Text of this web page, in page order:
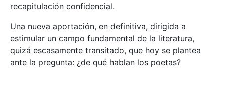
recapitulación confidencial.
Una nueva aportación, en definitiva, dirigida a
estimular un campo fundamental de la literatura,
quizá escasamente transitado, que hoy se plantea
ante la pregunta: ¿de qué hablan los poetas?